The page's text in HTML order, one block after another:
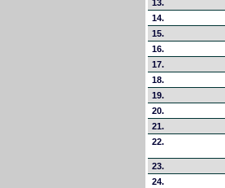
13.
14.
15.
16.
17.
18.
19.
20.
21.
22.
23.
24.